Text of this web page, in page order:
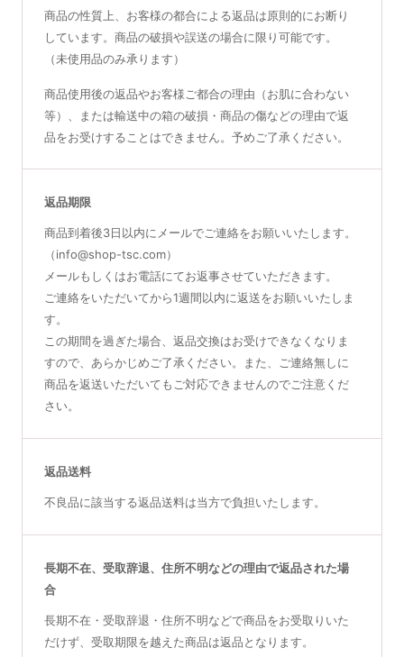
商品の性質上、お客様の都合による返品は原則的にお断り
しています。商品の破損や誤送の場合に限り可能です。
（未使用品のみ承ります）
商品使用後の返品やお客様ご都合の理由（お肌に合わない
等）、または輸送中の箱の破損・商品の傷などの理由で返
品をお受けすることはできません。予めご了承ください。
返品期限
商品到着後3日以内にメールでご連絡をお願いいたします。
（info@shop-tsc.com）
メールもしくはお電話にてお返事させていただきます。
ご連絡をいただいてから1週間以内に返送をお願いいたしま
す。
この期間を過ぎた場合、返品交換はお受けできなくなりま
すので、あらかじめご了承ください。また、ご連絡無しに
商品を返送いただいてもご対応できませんのでご注意くだ
さい。
返品送料
不良品に該当する返品送料は当方で負担いたします。
長期不在、受取辞退、住所不明などの理由で返品された場
合
長期不在・受取辞退・住所不明などで商品をお受取りいた
だけず、受取期限を越えた商品は返品となります。